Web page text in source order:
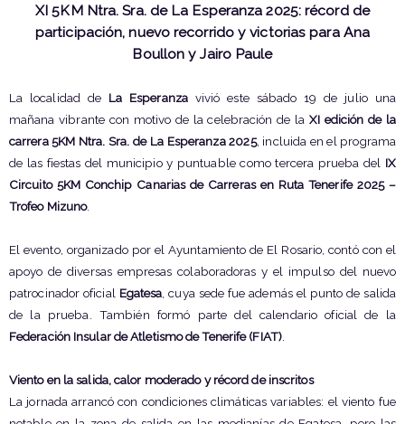
XI 5KM Ntra. Sra. de La Esperanza 2025: récord de
participación, nuevo recorrido y victorias para Ana
Boullon y Jairo Paule
La localidad de La Esperanzavivió este sábado 19 de julio una
mañana vibrante con motivo de la celebración de la XI edición de la
carrera 5KM Ntra. Sra. de La Esperanza 2025, incluida en el programa
de las fiestas del municipio y puntuable como tercera prueba del IX
Circuito 5KM Conchip Canarias de Carreras en Ruta Tenerife 2025 –
Trofeo Mizuno.
El evento, organizado por el Ayuntamiento de El Rosario, contó con el
apoyo de diversas empresas colaboradoras y el impulso del nuevo
patrocinador oficial Egatesa , cuya sede fue además el punto de salida
de la prueba. También formó parte del calendario oficial de la
Federación Insular de Atletismo de Tenerife (FIAT).
Viento en la salida, calor moderado y récord de inscritos
La jornada arrancó con condiciones climáticas variables: el viento fue